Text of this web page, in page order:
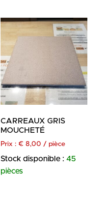
CARREAUX GRIS
MOUCHETÉ
Prix : € 8,00 / pièce
Stock disponible :45
pièces